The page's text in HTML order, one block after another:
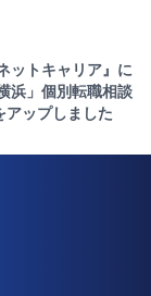
ットキャリア』に
浜」個別転職相談
アップしました